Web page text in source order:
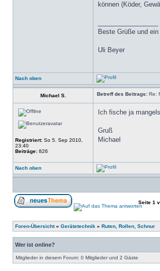
können (Köder,
Beste Grüße und
Uli Beyer
Nach oben
Michael S. Betreff des Beitrags: Re:
Registriert: So 5. Sep 2010,
23:40
Beiträge: 826
Ich fische ja
Gruß
Michael
Nach oben
Seite 1
Foren-Übersicht» Gerätetechnik » Ruten, Rollen, Schnur
Wer ist online?
Mitglieder in diesem Forum: 0 Mitglieder und 2 Gäste